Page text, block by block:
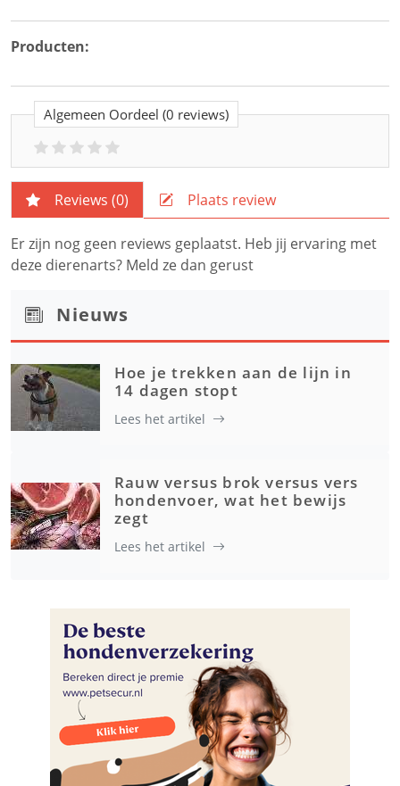
Producten:
Algemeen Oordeel (0 reviews)
Reviews (0) Plaats review
Er zijn nog geen reviews geplaatst. Heb jij ervaring met
deze dierenarts? Meld ze dan gerust
Nieuws
Hoe je trekken aan de lijn in
14 dagen stopt
Lees het artikel
Rauw versus brok versus vers
hondenvoer, wat het bewijs
zegt
Lees het artikel